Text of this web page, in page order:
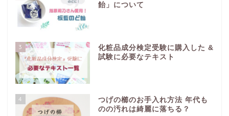
飴」について
3
化粧品成分検定受験に購入した &
試験に必要なテキスト
4
つげの櫛のお手入れ方法 年代も
のの汚れは綺麗に落ちる？